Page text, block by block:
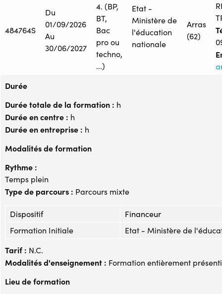
484764S
Du
01/09/2026
Au
30/06/2027
4. (BP,
BT,
Bac
pro ou
techno,
...)
Etat -
Ministère de
l'éducation
nationale
Arras
(62)
Durée
Durée totale de la formation : h
Durée en centre : h
Durée en entreprise : h
Modalités de formation
Rythme :
Temps plein
Type de parcours : Parcours mixte
Dispositif
Financeur
Formation Initiale
Etat - Ministère de
Tarif : N.C.
Modalités d'enseignement : Formation entièrement
Lieu de formation